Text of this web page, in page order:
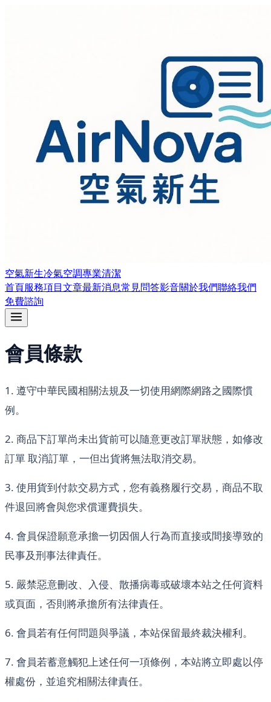
空氣新生冷氣空調專業清潔
首頁服務項目文章最新消息常見問答影音關於我們聯絡我們
免費諮詢
會員條款
1. 遵守中華民國相關法規及一切使用網際網路之國際慣
例。
2. 商品下訂單尚未出貨前可以隨意更改訂單狀態，如修改
訂單 取消訂單，一但出貨將無法取消交易。
3. 使用貨到付款交易方式，您有義務履行交易，商品不取
件退回將會與您求償運費損失。
4. 會員保證願意承擔一切因個人行為而直接或間接導致的
民事及刑事法律責任。
5. 嚴禁惡意刪改、入侵、散播病毒或破壞本站之任何資料
或頁面，否則將承擔所有法律責任。
6. 會員若有任何問題與爭議，本站保留最終裁決權利。
7. 會員若蓄意觸犯上述任何一項條例，本站將立即處以停
權處份，並追究相關法律責任。